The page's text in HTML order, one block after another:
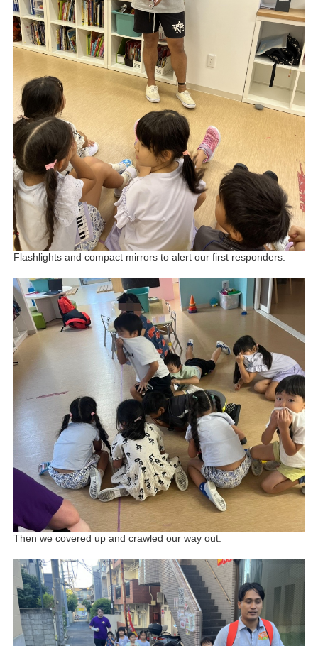
Flashlights and compact mirrors to alert our first responders.
Then we covered up and crawled our way out.